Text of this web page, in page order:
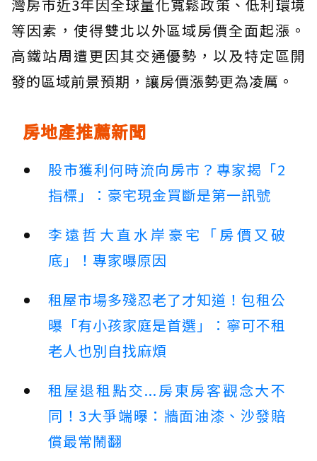
灣房市近3年因全球量化寬鬆政策、低利環境
等因素，使得雙北以外區域房價全面起漲。
高鐵站周遭更因其交通優勢，以及特定區開
發的區域前景預期，讓房價漲勢更為凌厲。
房地產推薦新聞
股市獲利何時流向房市？專家揭「2
指標」：豪宅現金買斷是第一訊號
李遠哲大直水岸豪宅「房價又破
底」！專家曝原因
租屋市場多殘忍老了才知道！包租公
曝「有小孩家庭是首選」：寧可不租
老人也別自找麻煩
租屋退租點交...房東房客觀念大不
同！3大爭端曝：牆面油漆、沙發賠
償最常鬧翻